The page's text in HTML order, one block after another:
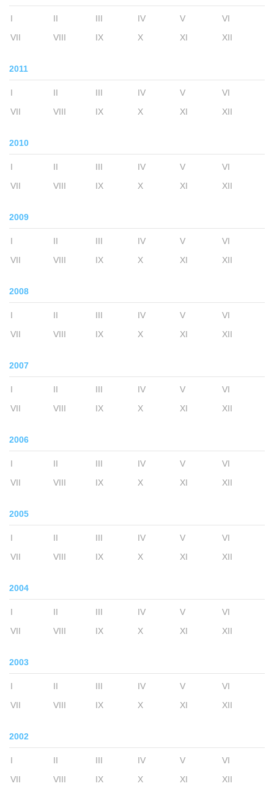
I II III IV V
VI
VII
VIII IX X XI XII
2011
I II III IV V
VI
VII
VIII IX X XI XII
2010
I II III IV V
VI
VII
VIII IX X XI XII
2009
I II III IV V
VI
VII
VIII IX X XI XII
2008
I II III IV V
VI
VII
VIII IX X XI XII
2007
I II III IV V
VI
VII
VIII IX X XI XII
2006
I II III IV V
VI
VII
VIII IX X XI XII
2005
I II III IV V
VI
VII
VIII IX X XI XII
2004
I II III IV V
VI
VII
VIII IX X XI XII
2003
I II III IV V
VI
VII
VIII IX X XI XII
2002
I II III IV V
VI
VII
VIII IX X XI XII